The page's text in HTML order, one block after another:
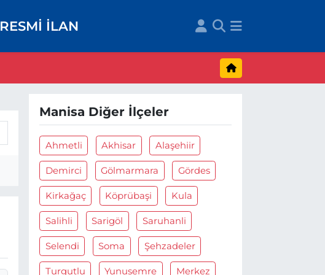
RESMİ İLAN
Manisa Diğer İlçeler
Ahmetli Akhisar Alaşehiir
Demirci Gölmarmara Gördes
Kirkağaç Köprübaşi Kula
Salihli Sarigöl Saruhanli
Selendi Soma Şehzadeler
Turgutlu Yunusemre Merkez